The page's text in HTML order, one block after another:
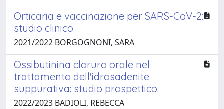
Orticaria e vaccinazione per SARS-CoV-2:
studio clinico
2021/2022 BORGOGNONI, SARA
Ossibutinina cloruro orale nel
trattamento dell'idrosadenite
suppurativa: studio prospettico.
2022/2023 BADIOLI, REBECCA